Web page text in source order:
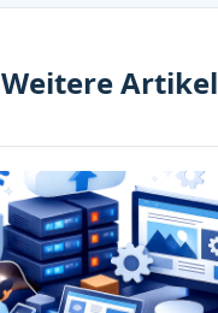
Weitere Artikel